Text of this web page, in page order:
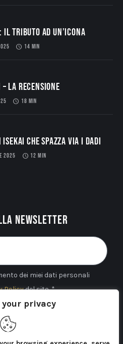
your privacy
Il Tributo ad un’Icona
14 MIN
– La Recensione
18 MIN
che spazza via i dadi
2025 12 MIN
newsletter
dei miei dati personali
Policydel sito. *
INVIA